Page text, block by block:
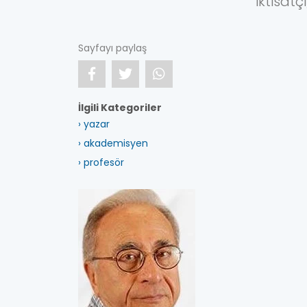
Sayfayı paylaş
İlgili Kategoriler
› yazar
› akademisyen
› profesör